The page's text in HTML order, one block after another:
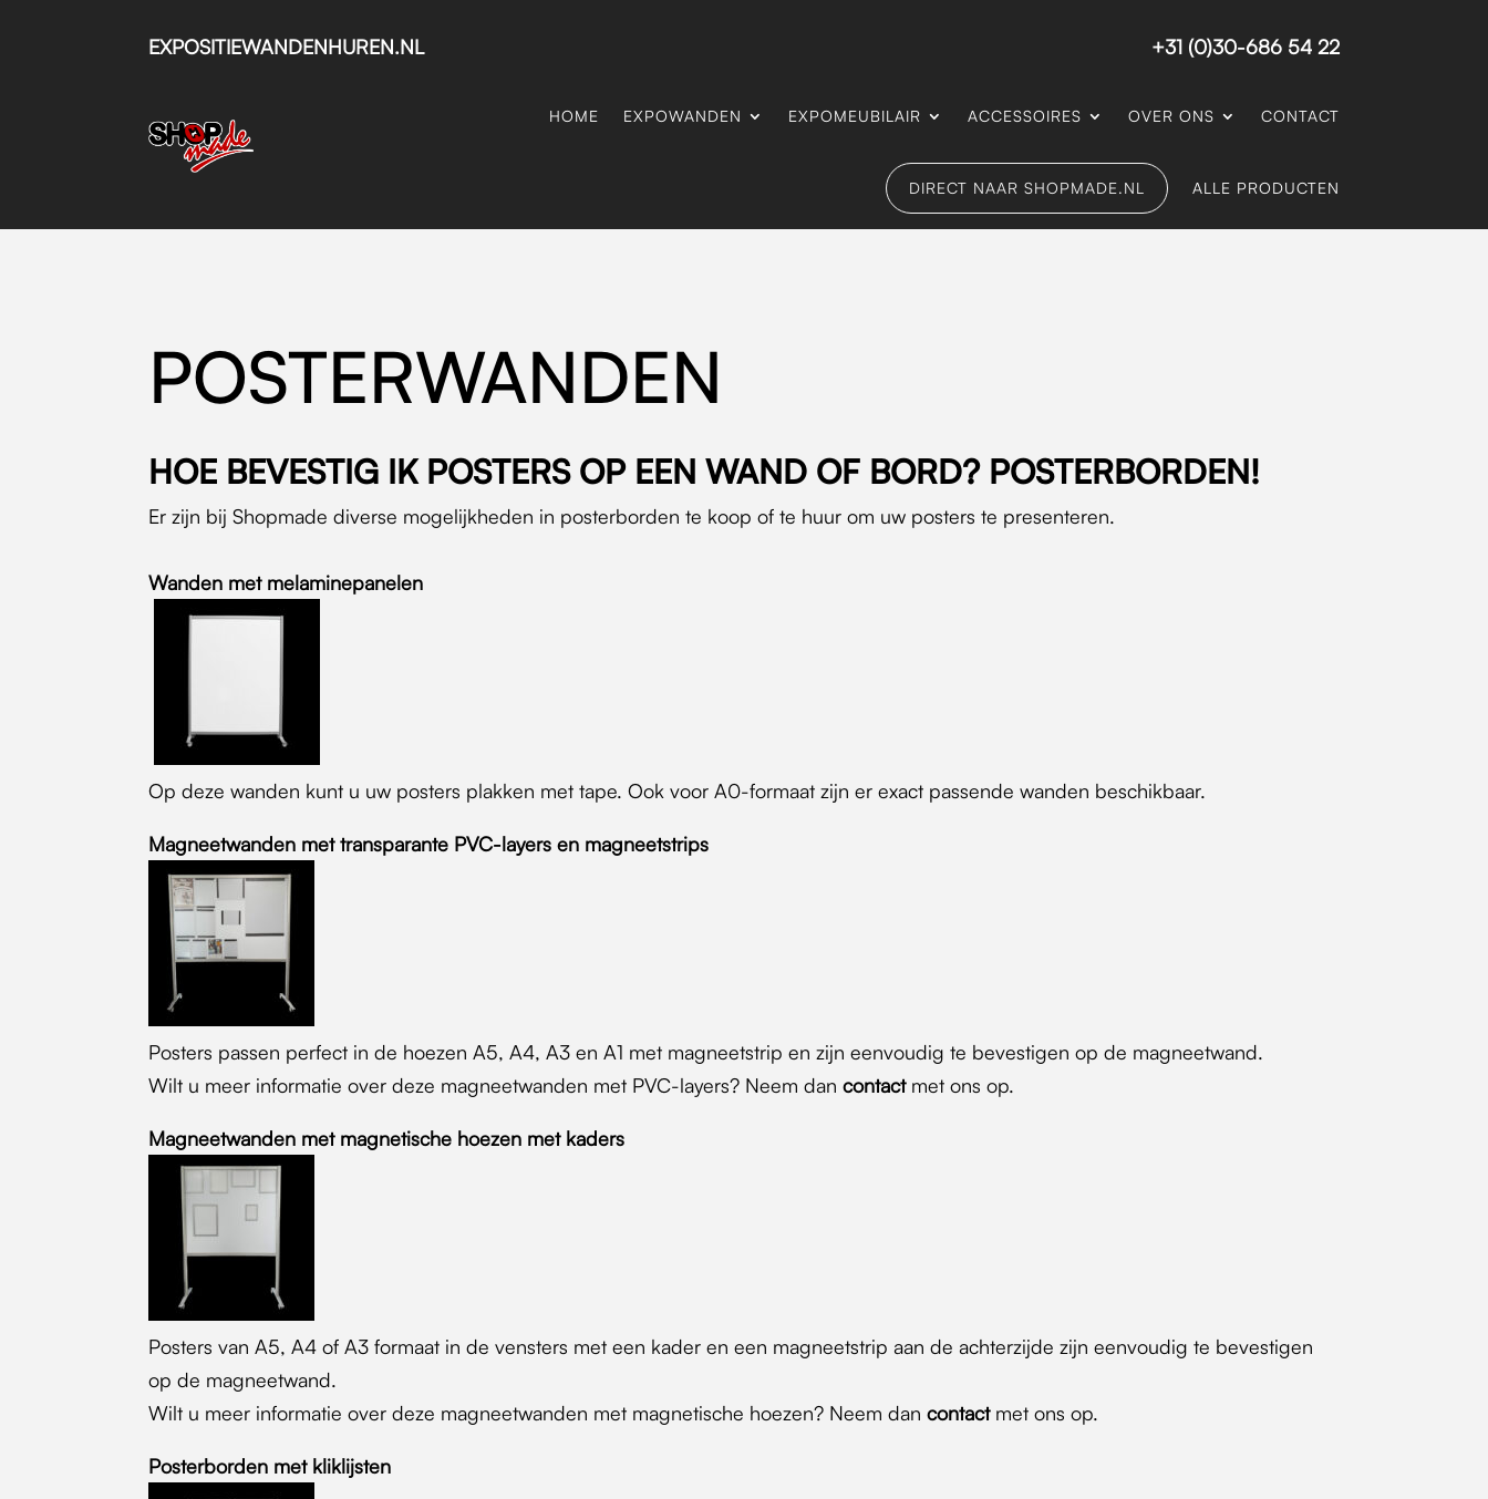
EXPOSITIEWANDENHUREN.NL +31 (0)30-686 54 22
HOME EXPOWANDEN EXPOMEUBILAIR ACCESSOIRES OVER ONS CONTACT
DIRECT NAAR SHOPMADE.NL ALLE PRODUCTEN
POSTERWANDEN
HOE BEVESTIG IK POSTERS OP EEN WAND OF BORD? POSTERBORDEN!
Er zijn bij Shopmade diverse mogelijkheden in posterborden te koop of te huur om uw posters te presenteren.
Wanden met melaminepanelen
Op deze wanden kunt u uw posters plakken met tape. Ook voor A0-formaat zijn er exact passende wanden beschikbaar.
Magneetwanden met transparante PVC-layers en magneetstrips
Posters passen perfect in de hoezen A5, A4, A3 en A1 met magneetstrip en zijn eenvoudig te bevestigen op de magneetwand.
Wilt u meer informatie over deze magneetwanden met PVC-layers? Neem dan contact met ons op.
Magneetwanden met magnetische hoezen met kaders
Posters van A5, A4 of A3 formaat in de vensters met een kader en een magneetstrip aan de achterzijde zijn eenvoudig te bevestigen
op de magneetwand.
Wilt u meer informatie over deze magneetwanden met magnetische hoezen? Neem dan contact met ons op.
Posterborden met kliklijsten